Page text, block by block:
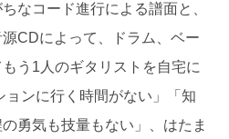
なコード進行による譜面と、
CDによって、ドラム、ベー
う1人のギタリストを自宅に
ョンに行く時間がない」「知
勇気も技量もない」、はたま